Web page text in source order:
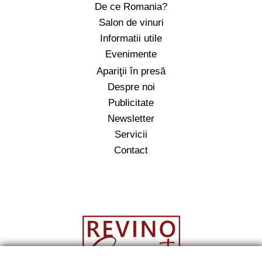
De ce Romania?
Salon de vinuri
Informatii utile
Evenimente
Apariţii în presă
Despre noi
Publicitate
Newsletter
Servicii
Contact